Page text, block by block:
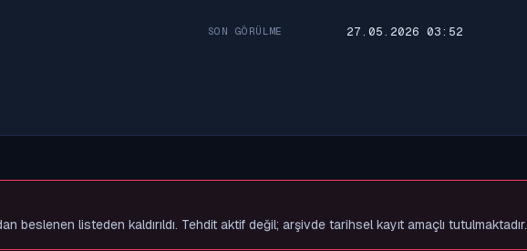
SON GÖRÜLME 27.05.2026 03:52
listeden kaldırıldı. Tehdit aktif değil; arşivde tarihsel kayıt amaçlı tutulmaktadır.